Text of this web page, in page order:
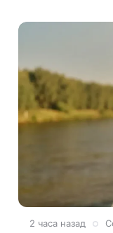
2 часа назад